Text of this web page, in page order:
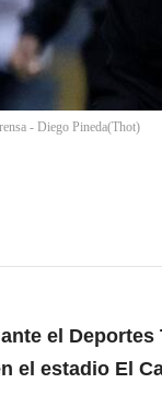
- Diego Pineda(Thot)
el Deportes
el estadio El